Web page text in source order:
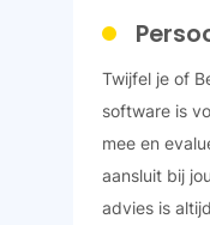
Twijfel je of
software is
mee en
aansluit bij
advies is